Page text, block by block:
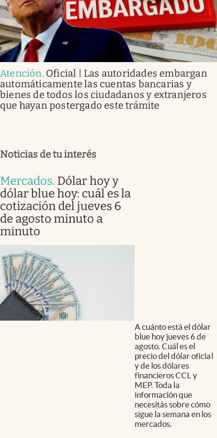
Atención. Oficial | Las autoridades embargan
automáticamente las cuentas bancarias y
bienes de todos los ciudadanos y extranjeros
que hayan postergado este trámite
Noticias de tu interés
Mercados. Dólar hoy y
dólar blue hoy: cuál es la
cotización del jueves 6
de agosto minuto a
minuto
A cuánto está el dólar
blue hoy jueves 6 de
agosto. Cuál es el
precio del dólar oficial
y de los dólares
financieros CCL y
MEP. Toda la
información que
necesitás sobre cómo
sigue la semana en los
mercados.